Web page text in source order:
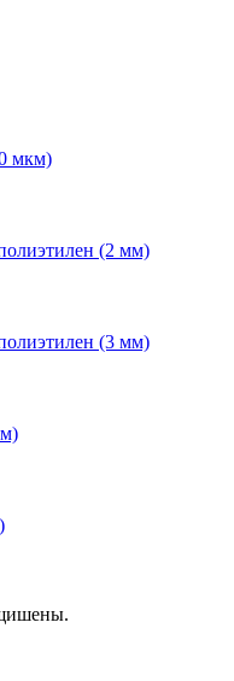
мкм)
(2 мм)
(3 мм)